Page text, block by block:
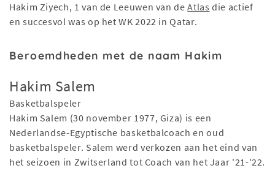
Hakim Ziyech, 1 van de Leeuwen van deAtlas die actief
en succesvol was op het WK 2022 in Qatar.
Beroemdheden met de naam Hakim
Hakim Salem
Basketbalspeler
Hakim Salem (30 november 1977, Giza) is een
Nederlandse-Egyptische basketbalcoach en oud
basketbalspeler. Salem werd verkozen aan het eind van
het seizoen in Zwitserland tot Coach van het Jaar '21-'22.